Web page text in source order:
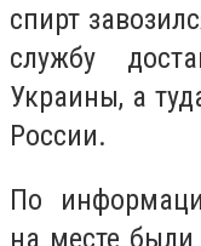
спирт
службу
Украины, а
России.
По
на месте